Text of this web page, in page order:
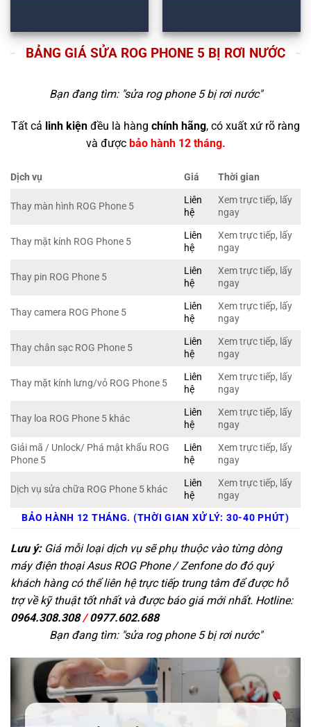
BẢNG GIÁ SỬA ROG PHONE 5 BỊ RƠI NƯỚC
Bạn đang tìm: "sửa rog phone 5 bị rơi nước"
Tất cả linh kiện đều là hàng chính hãng, có xuất xứ rõ ràng
và được bảo hành 12 tháng.
Dịch vụ Giá Thời gian
Thay màn hình ROG Phone 5
Liên
hệ
Xem trực tiếp, lấy
ngay
Thay mặt kính ROG Phone 5
Liên
hệ
Xem trực tiếp, lấy
ngay
Thay pin ROG Phone 5
Liên
hệ
Xem trực tiếp, lấy
ngay
Thay camera ROG Phone 5
Liên
hệ
Xem trực tiếp, lấy
ngay
Thay chân sạc ROG Phone 5
Liên
hệ
Xem trực tiếp, lấy
ngay
Thay mặt kính lưng/vỏ ROG Phone 5
Liên
hệ
Xem trực tiếp, lấy
ngay
Thay loa ROG Phone 5 khác
Liên
hệ
Xem trực tiếp, lấy
ngay
Giải mã / Unlock/ Phá mật khẩu ROG
Phone 5
Liên
hệ
Xem trực tiếp, lấy
ngay
Dịch vụ sửa chữa ROG Phone 5 khác
Liên
hệ
Xem trực tiếp, lấy
ngay
BẢO HÀNH 12 THÁNG. (THỜI GIAN XỬ LÝ: 30-40 PHÚT)
Lưu ý:Giá mỗi loại dịch vụ sẽ phụ thuộc vào từng dòng
máy điện thoại Asus ROG Phone / Zenfone do đó quý
khách hàng có thể liên hệ trực tiếp trung tâm để được hỗ
trợ về kỹ thuật tốt nhất và được báo giá mới nhất. Hotline:
0964.308.308/0977.602.688
Bạn đang tìm: "sửa rog phone 5 bị rơi nước"